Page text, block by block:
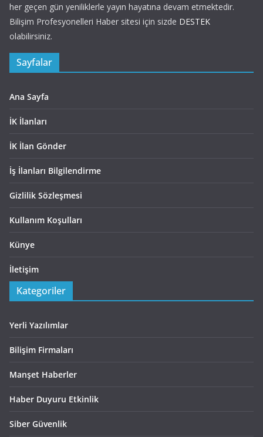
her geçen gün yeniliklerle yayın hayatına devam etmektedir.
Bilişim Profesyonelleri Haber sitesi için sizde DESTEK
olabilirsiniz.
Sayfalar
Ana Sayfa
İK İlanları
İK İlan Gönder
İş İlanları Bilgilendirme
Gizlilik Sözleşmesi
Kullanım Koşulları
Künye
İletişim
Kategoriler
Yerli Yazılımlar
Bilişim Firmaları
Manşet Haberler
Haber Duyuru Etkinlik
Siber Güvenlik